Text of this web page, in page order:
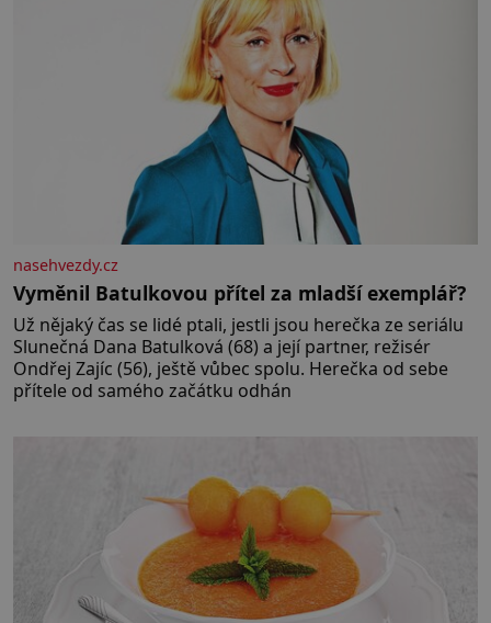
nasehvezdy.cz
Vyměnil Batulkovou přítel za mladší exemplář?
Už nějaký čas se lidé ptali, jestli jsou herečka ze seriálu
Slunečná Dana Batulková (68) a její partner, režisér
Ondřej Zajíc (56), ještě vůbec spolu. Herečka od sebe
přítele od samého začátku odhán